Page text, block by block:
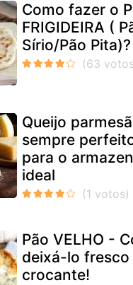
Como fazer o
FRIGIDEIRA (
Sírio/Pão Pita)?
Queijo
sempre
para o
ideal
Pão VELHO -
deixá-lo fresco
crocante!